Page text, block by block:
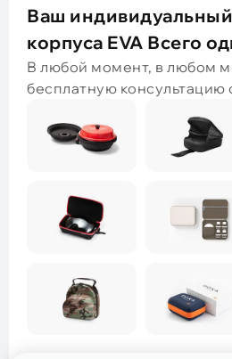
Ваш
корпуса EVA Всего
В любой момент, в любом
бесплатную консультацию